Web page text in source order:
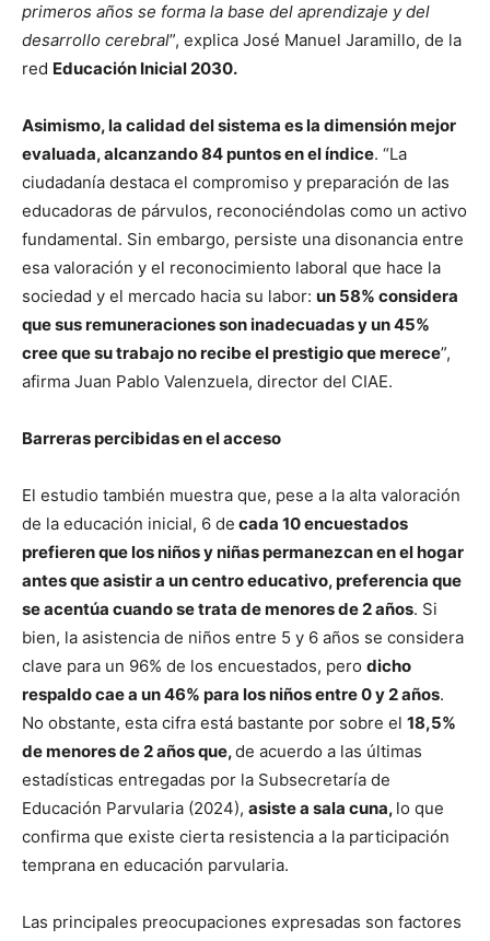
primeros años se forma la base del aprendizaje y del
desarrollo cerebral”, explica José Manuel Jaramillo, de la
red Educación Inicial 2030.
Asimismo, la calidad del sistema es la dimensión mejor
evaluada, alcanzando 84 puntos en el índice. “La
ciudadanía destaca el compromiso y preparación de las
educadoras de párvulos, reconociéndolas como un activo
fundamental. Sin embargo, persiste una disonancia entre
esa valoración y el reconocimiento laboral que hace la
sociedad y el mercado hacia su labor: un 58% considera
que sus remuneraciones son inadecuadas y un 45%
cree que su trabajo no recibe el prestigio que merece”,
afirma Juan Pablo Valenzuela, director del CIAE.
Barreras percibidas en el acceso
El estudio también muestra que, pese a la alta valoración
de la educación inicial, 6 de cada 10 encuestados
prefieren que los niños y niñas permanezcan en el hogar
antes que asistir a un centro educativo, preferencia que
se acentúa cuando se trata de menores de 2 años. Si
bien, la asistencia de niños entre 5 y 6 años se considera
clave para un 96% de los encuestados, pero dicho
respaldo cae a un 46% para los niños entre 0 y 2 años.
No obstante, esta cifra está bastante por sobre el 18,5%
de menores de 2 años que,de acuerdo a las últimas
estadísticas entregadas por la Subsecretaría de
Educación Parvularia (2024), asiste a sala cuna, lo que
confirma que existe cierta resistencia a la participación
temprana en educación parvularia.
Las principales preocupaciones expresadas son factores